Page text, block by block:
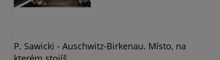
P. Sawicki - Auschwitz-Birkenau. Místo, na